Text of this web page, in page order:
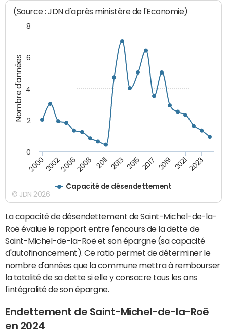
Nombre d'années
(Source : JDN d'après ministère de l'Economie)
Capacité de désendettement
2000200220062008 2011 2013 2015 2017 2019 20212023
0
2
4
6
8
© JDN 2026
La capacité de désendettement de Saint-Michel-de-la-
Roë évalue le rapport entre l'encours de la dette de
Saint-Michel-de-la-Roë et son épargne (sa capacité
d'autofinancement). Ce ratio permet de déterminer le
nombre d'années que la commune mettra à rembourser
la totalité de sa dette si elle y consacre tous les ans
l'intégralité de son épargne.
Endettement de Saint-Michel-de-la-Roë
en 2024